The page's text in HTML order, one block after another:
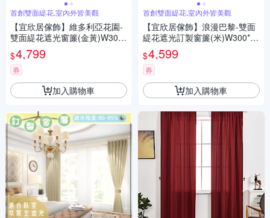
首創雙面緹花,室內外皆美觀
【宜欣居傢飾】維多利亞花園-
雙面緹花遮光窗簾(金黃)W300*
H241-280cm以內*2片/台灣製
$4,799
券
加入購物車
首創雙面緹花,室內外皆美觀
【宜欣居傢飾】浪漫巴黎-雙面
緹花遮光訂製窗簾(米)W300*H
211-240cm以內*2片/台灣製
$4,599
券
加入購物車